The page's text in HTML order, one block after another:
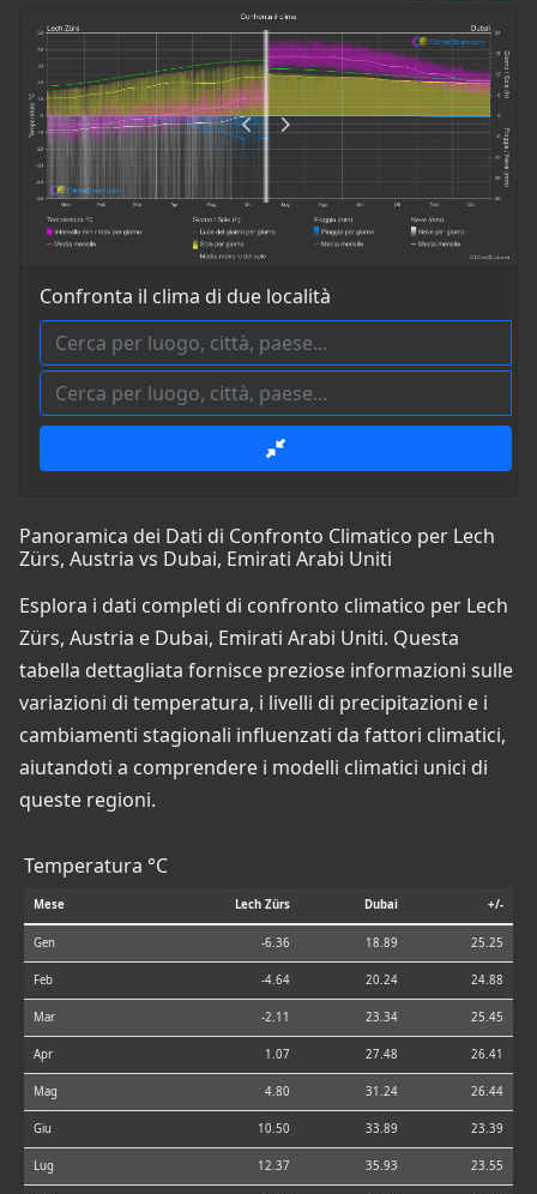
Confronta il clima di due località
Panoramica dei Dati di Confronto Climatico per Lech
Zürs, Austria vs Dubai, Emirati Arabi Uniti
Esplora i dati completi di confronto climatico per Lech
Zürs, Austria e Dubai, Emirati Arabi Uniti. Questa
tabella dettagliata fornisce preziose informazioni sulle
variazioni di temperatura, i livelli di precipitazioni e i
cambiamenti stagionali influenzati da fattori climatici,
aiutandoti a comprendere i modelli climatici unici di
queste regioni.
Temperatura °C
Mese Lech Zürs Dubai +/-
Gen -6.36 18.89 25.25
Feb -4.64 20.24 24.88
Mar -2.11 23.34 25.45
Apr 1.07 27.48 26.41
Mag 4.80 31.24 26.44
Giu 10.50 33.89 23.39
Lug 12.37 35.93 23.55